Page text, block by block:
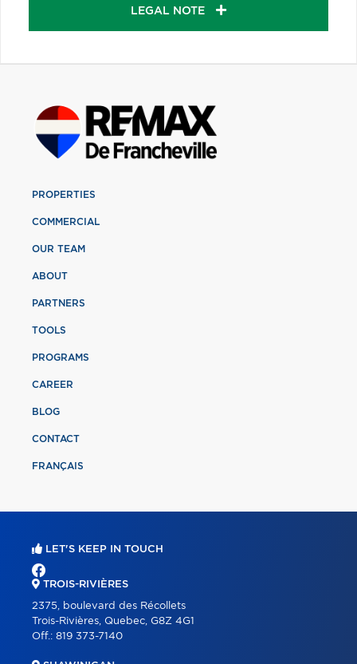
LEGAL NOTE
PROPERTIES
COMMERCIAL
OUR TEAM
ABOUT
PARTNERS
TOOLS
PROGRAMS
CAREER
BLOG
CONTACT
FRANÇAIS
LET'S KEEP IN TOUCH
TROIS-RIVIÈRES
2375, boulevard des Récollets
Trois-Rivières, Quebec, G8Z 4G1
Off.: 819 373-7140